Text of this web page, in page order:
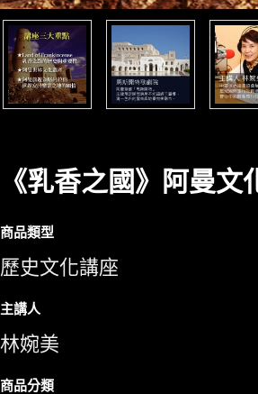
《乳香之國》阿曼文
商品類型
歷史文化講座
主講人
林婉美
商品分類